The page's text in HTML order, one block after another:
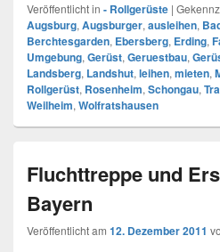
Veröffentlicht in - Rollgerüste |
Augsburg, Augsburger, ausleihen,
Berchtesgarden, Ebersberg, Erding,
Umgebung, Gerüst, Geruestbau,
Landsberg, Landshut, leihen, mieten,
Rollgerüst, Rosenheim, Schongau,
Weilheim, Wolfratshausen
Fluchttreppe und
Bayern
Veröffentlicht am 12. Dezember 2011